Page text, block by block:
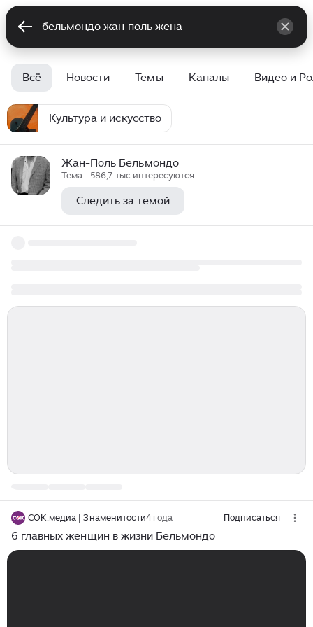
Всё Новости Темы Каналы Видео и
Культура и искусство
Жан-Поль Бельмондо
Тема · 586,7 тыс интересуются
Следить за темой
СОК.медиа | Знаменитости4 года Подписаться
6 главных женщин в жизни Бельмондо